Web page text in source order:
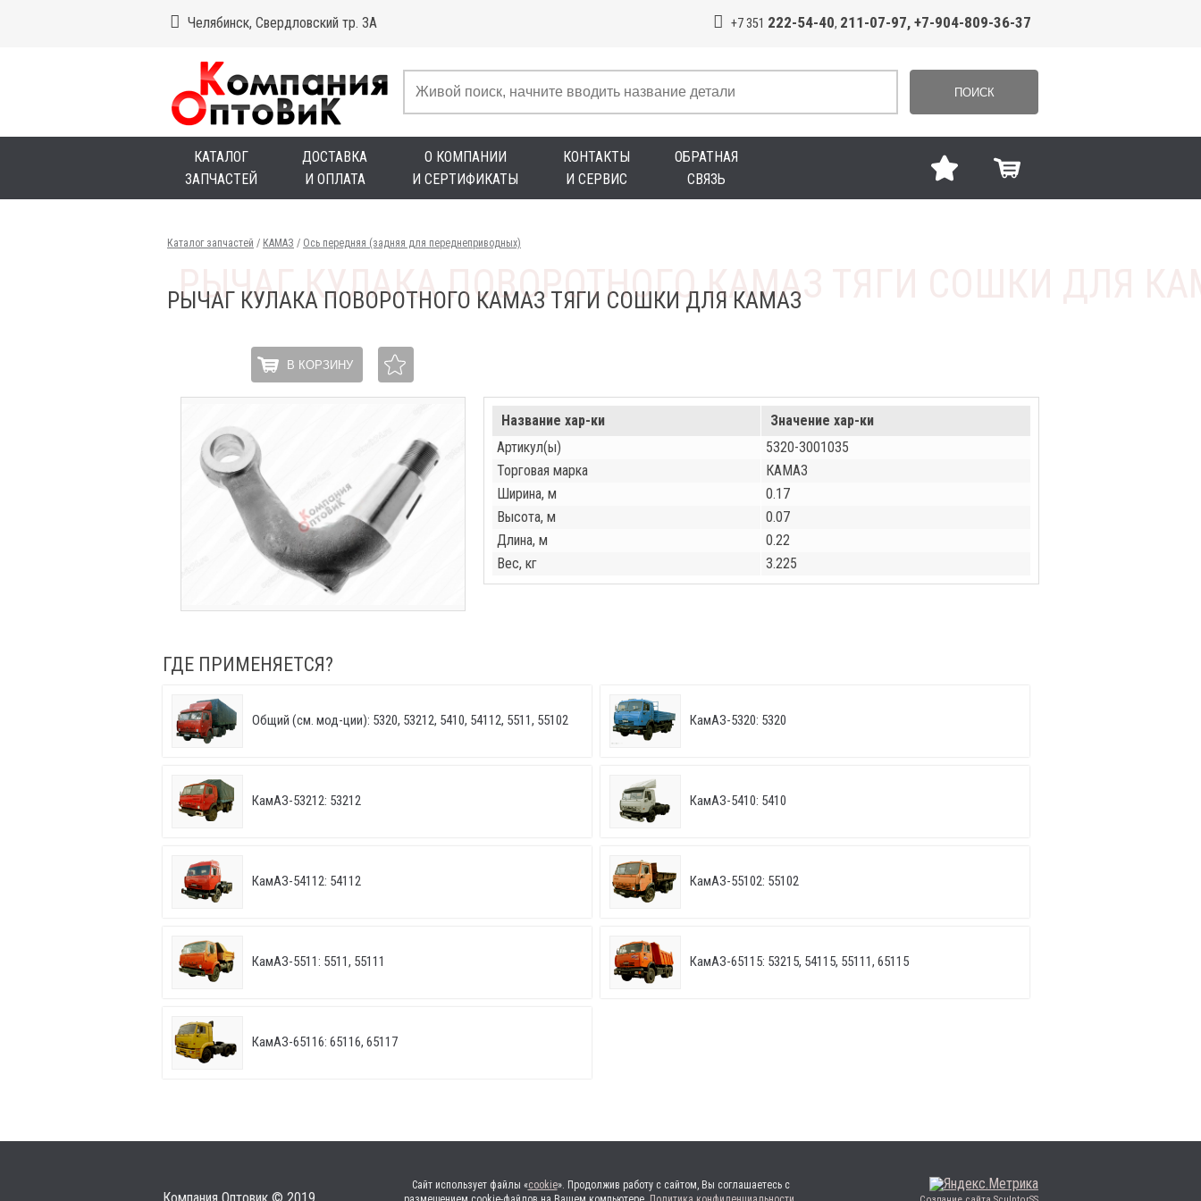
Челябинск, Свердловский тр. 3А +7 351 222-54-40, 211-07-97, +7-904-809-36-37
ПОИСК
КАТАЛОГ
ЗАПЧАСТЕЙ
ДОСТАВКА
И ОПЛАТА
О КОМПАНИИ
И СЕРТИФИКАТЫ
КОНТАКТЫ
И СЕРВИС
ОБРАТНАЯ
СВЯЗЬ
Каталог запчастей / КАМАЗ / Ось передняя (задняя для переднеприводных)
РЫЧАГ КУЛАКА ПОВОРОТНОГО КАМАЗ ТЯГИ СОШКИ ДЛЯ КАМАЗ
В КОРЗИНУ
Название хар-ки
Значение хар-ки
Артикул(ы)
5320-3001035
Торговая марка
КАМАЗ
Ширина, м
0.17
Высота, м
0.07
Длина, м
0.22
Вес, кг
3.225
ГДЕ ПРИМЕНЯЕТСЯ?
Общий (см. мод-ции): 5320, 53212, 5410, 54112, 5511, 55102 КамАЗ-5320: 5320
КамАЗ-53212: 53212 КамАЗ-5410: 5410
КамАЗ-54112: 54112 КамАЗ-55102: 55102
КамАЗ-5511: 5511, 55111 КамАЗ-65115: 53215, 54115, 55111, 65115
КамАЗ-65116: 65116, 65117
Сайт использует файлы «cookie». Продолжив работу с сайтом, Вы соглашаетесь с